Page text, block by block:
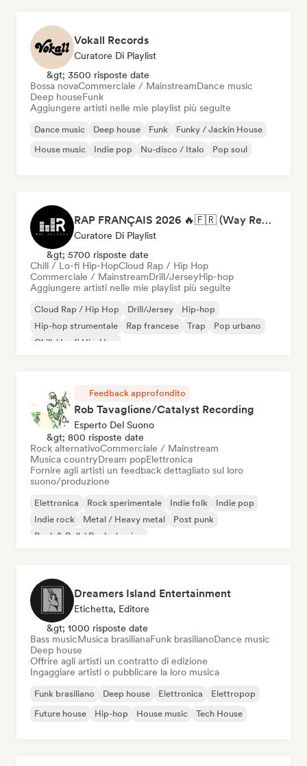
Vokall Records
Curatore Di Playlist
&gt; 3500 risposte date
Bossa novaCommerciale / MainstreamDance music
Deep houseFunk
Aggiungere artisti nelle mie playlist più seguite
Dance music Deep house Funk
Funky / Jackin House
House music
Indie pop Nu-disco / Italo Pop soul
RAP FRANÇAIS 2026 🔥🇫🇷 (Way Records)
Curatore Di Playlist
&gt; 5700 risposte date
Chill / Lo-fi Hip-HopCloud Rap / Hip Hop
Commerciale / MainstreamDrill/JerseyHip-hop
Aggiungere artisti nelle mie playlist più seguite
Cloud Rap / Hip Hop Drill/Jersey
Hip-hop
Hip-hop strumentale
Rap francese Trap
Pop urbano
Chill / Lo-fi Hip-Hop
Feedback approfondito
Rob Tavaglione/Catalyst Recording
Esperto Del Suono
&gt; 800 risposte date
Rock alternativoCommerciale / Mainstream
Musica countryDream popElettronica
Fornire agli artisti un feedback dettagliato sul loro
suono/produzione
Elettronica Rock sperimentale Indie folk
Indie pop
Indie rock
Metal / Heavy metal
Post punk
Rock & Roll / Rock classico
Dreamers Island Entertainment
Etichetta, Editore
&gt; 1000 risposte date
Bass musicMusica brasilianaFunk brasilianoDance music
Deep house
Offrire agli artisti un contratto di edizione
Ingaggiare artisti o pubblicare la loro musica
Funk brasiliano Deep house Elettronica
Elettropop
Future house
Hip-hop House music Tech House